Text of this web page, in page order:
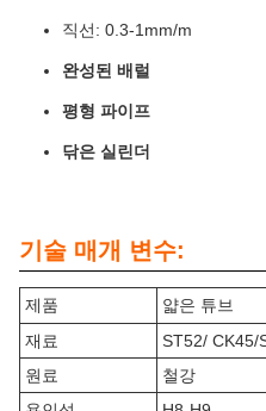
직선: 0.3-1mm/m
완성된 배럴
평형 파이프
닦은 실린더
기술 매개 변수:
제품
얇은 튜브
재료
ST52/ CK45/
원료
철강